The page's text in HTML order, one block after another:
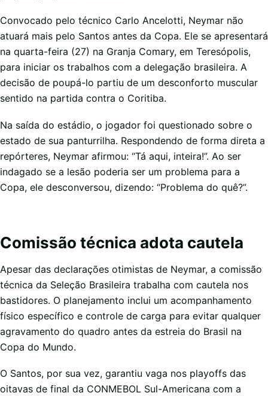
Convocado pelo técnico Carlo Ancelotti, Neymar não
atuará mais pelo Santos antes da Copa. Ele se apresentará
na quarta-feira (27) na Granja Comary, em Teresópolis,
para iniciar os trabalhos com a delegação brasileira. A
decisão de poupá-lo partiu de um desconforto muscular
sentido na partida contra o Coritiba.
Na saída do estádio, o jogador foi questionado sobre o
estado de sua panturrilha. Respondendo de forma direta a
repórteres, Neymar afirmou: “Tá aqui, inteira!”. Ao ser
indagado se a lesão poderia ser um problema para a
Copa, ele desconversou, dizendo: “Problema do quê?”.
Comissão técnica adota cautela
Apesar das declarações otimistas de Neymar, a comissão
técnica da Seleção Brasileira trabalha com cautela nos
bastidores. O planejamento inclui um acompanhamento
físico específico e controle de carga para evitar qualquer
agravamento do quadro antes da estreia do Brasil na
Copa do Mundo.
O Santos, por sua vez, garantiu vaga nos playoffs das
oitavas de final da CONMEBOL Sul-Americana com a